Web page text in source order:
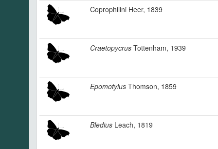
Coprophilini Heer, 1839
Craetopycrus Tottenham, 1939
Epomotylus Thomson, 1859
Bledius Leach, 1819